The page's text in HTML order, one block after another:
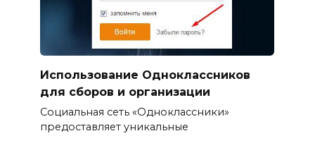
Использование Одноклассников
для сборов и организации
Социальная сеть «Одноклассники»
предоставляет уникальные